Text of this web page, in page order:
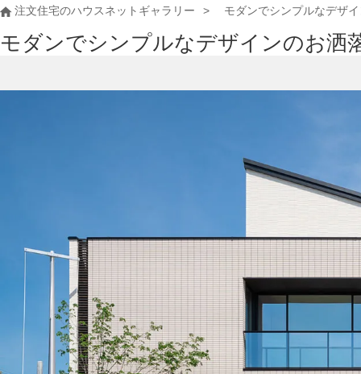
注文住宅のハウスネットギャラリー モダンでシンプルなデザ
モダンでシンプルなデザインのお